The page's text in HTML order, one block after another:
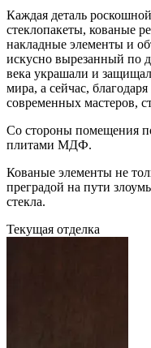
Каждая деталь
стеклопакеты, кованые
накладные элементы и
искусно вырезанный по
века украшали и
мира, а сейчас,
современных мастеров,
Со стороны помещения
плитами МДФ.
Кованые элементы не
преградой на пути
стекла.
Текущая отделка